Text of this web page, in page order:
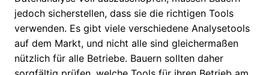
jedoch sicherstellen, dass sie die richtigen Tools
verwenden. Es gibt viele verschiedene Analysetools
auf dem Markt, und nicht alle sind gleichermaßen
nützlich für alle Betriebe. Bauern sollten daher